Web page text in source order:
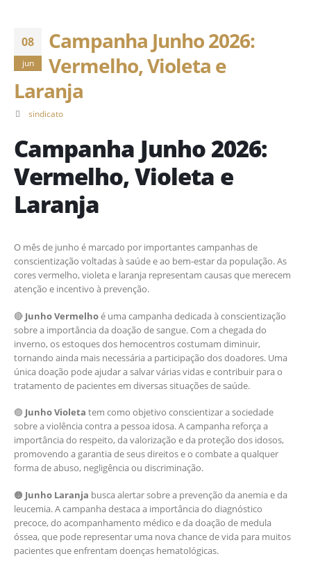
08
jun
Campanha Junho 2026:
Vermelho, Violeta e
Laranja
sindicato
Campanha Junho 2026:
Vermelho, Violeta e
Laranja
O mês de junho é marcado por importantes campanhas de
conscientização voltadas à saúde e ao bem-estar da população. As
cores vermelho, violeta e laranja representam causas que merecem
atenção e incentivo à prevenção.
🔴 Junho Vermelhoé uma campanha dedicada à conscientização
sobre a importância da doação de sangue. Com a chegada do
inverno, os estoques dos hemocentros costumam diminuir,
tornando ainda mais necessária a participação dos doadores. Uma
única doação pode ajudar a salvar várias vidas e contribuir para o
tratamento de pacientes em diversas situações de saúde.
🟣 Junho Violeta tem como objetivo conscientizar a sociedade
sobre a violência contra a pessoa idosa. A campanha reforça a
importância do respeito, da valorização e da proteção dos idosos,
promovendo a garantia de seus direitos e o combate a qualquer
forma de abuso, negligência ou discriminação.
🟠 Junho Laranja busca alertar sobre a prevenção da anemia e da
leucemia. A campanha destaca a importância do diagnóstico
precoce, do acompanhamento médico e da doação de medula
óssea, que pode representar uma nova chance de vida para muitos
pacientes que enfrentam doenças hematológicas.